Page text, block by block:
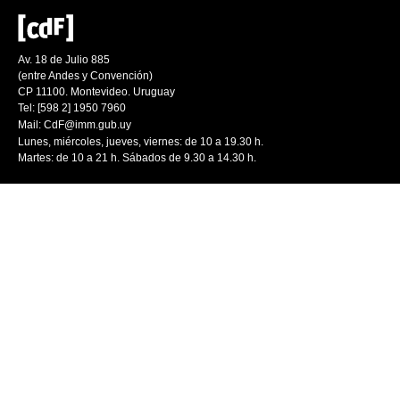
Av. 18 de Julio 885
(entre Andes y Convención)
CP 11100. Montevideo. Uruguay
Tel: [598 2] 1950 7960
Mail: CdF@imm.gub.uy
Lunes, miércoles, jueves, viernes: de 10 a 19.30 h.
Martes: de 10 a 21 h. Sábados de 9.30 a 14.30 h.